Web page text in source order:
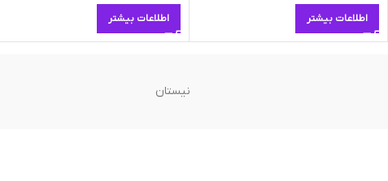
اطلاعات بیشتر اطلاعات بیشتر
نیستان